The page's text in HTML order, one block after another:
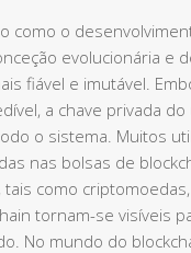
como o
evolucionária e
fiável e imutável.
a chave privada
o sistema. Muitos
nas bolsas de
como
tornam-se visíveis
No mundo do